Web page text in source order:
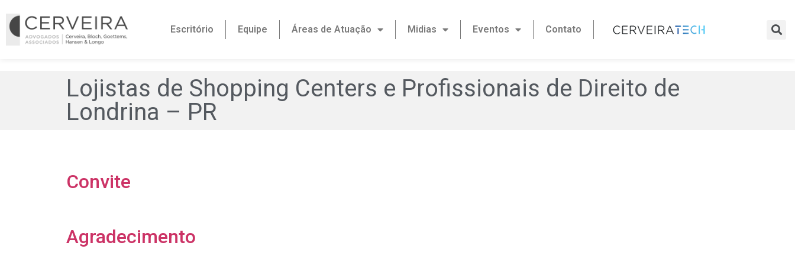
Escritório Equipe Áreas de Atuação Midias Eventos Contato
Lojistas de Shopping Centers e Profissionais de Direito de
Londrina – PR
Convite
Agradecimento